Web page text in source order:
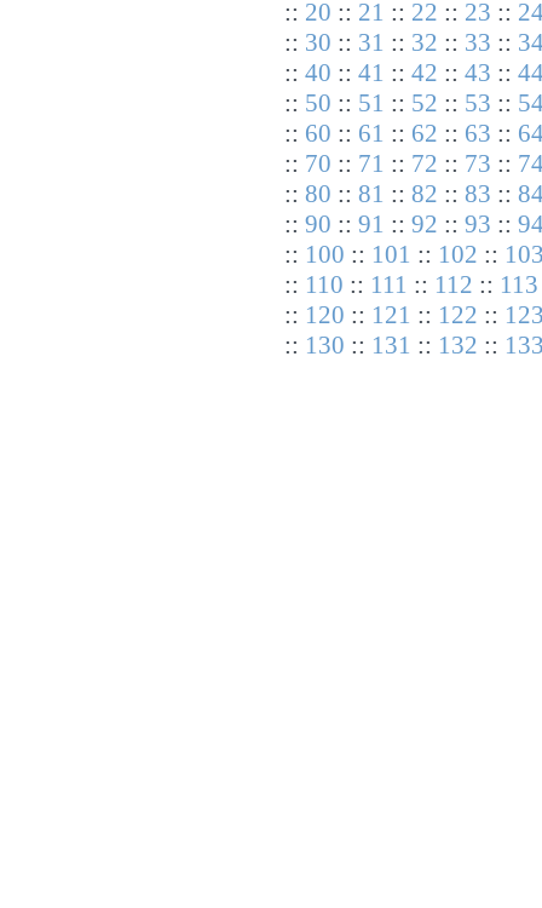
:: 20 :: 21 :: 22 :: 23 ::
:: 30 :: 31 :: 32 :: 33 ::
:: 40 :: 41 :: 42 :: 43 ::
:: 50 :: 51 :: 52 :: 53 ::
:: 60 :: 61 :: 62 :: 63 ::
:: 70 :: 71 :: 72 :: 73 ::
:: 80 :: 81 :: 82 :: 83 ::
:: 90 :: 91 :: 92 :: 93 ::
:: 100 :: 101 :: 102 ::
:: 110 :: 111 :: 112 :: 113
:: 120 :: 121 :: 122 ::
:: 130 :: 131 :: 132 ::